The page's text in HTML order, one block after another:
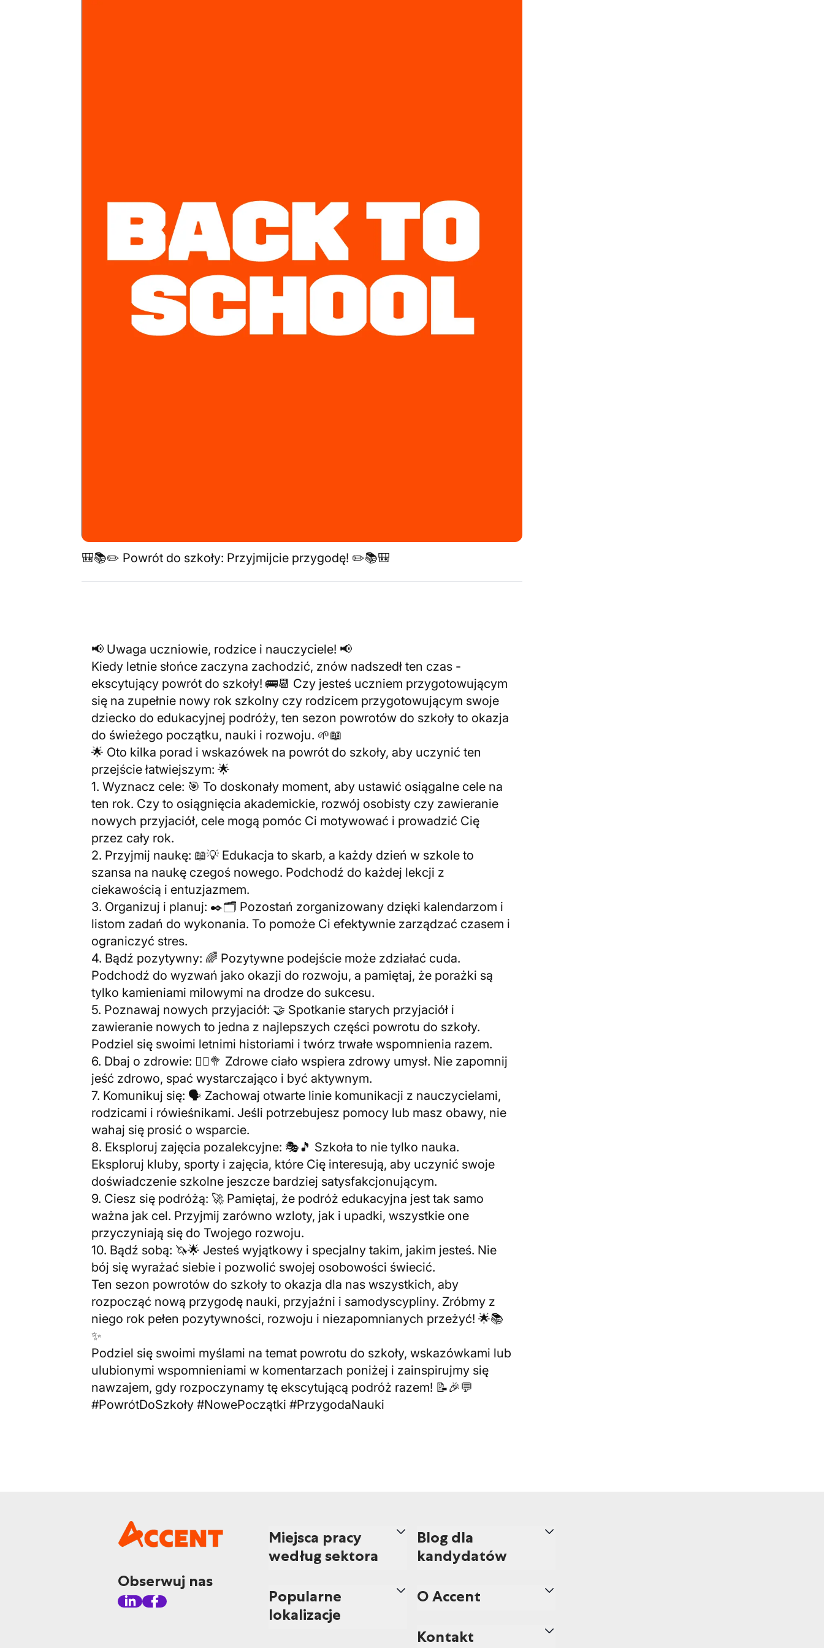
🎒📚✏️ Powrót do szkoły: Przyjmijcie przygodę! ✏️📚🎒
📢 Uwaga uczniowie, rodzice i nauczyciele! 📢
Kiedy letnie słońce zaczyna zachodzić, znów nadszedł ten czas -
ekscytujący powrót do szkoły! 🚌📆 Czy jesteś uczniem przygotowującym
się na zupełnie nowy rok szkolny czy rodzicem przygotowującym swoje
dziecko do edukacyjnej podróży, ten sezon powrotów do szkoły to okazja
do świeżego początku, nauki i rozwoju. 🌱📖
🌟 Oto kilka porad i wskazówek na powrót do szkoły, aby uczynić ten
przejście łatwiejszym: 🌟
1. Wyznacz cele: 🎯 To doskonały moment, aby ustawić osiągalne cele na
ten rok. Czy to osiągnięcia akademickie, rozwój osobisty czy zawieranie
nowych przyjaciół, cele mogą pomóc Ci motywować i prowadzić Cię
przez cały rok.
2. Przyjmij naukę: 📖💡 Edukacja to skarb, a każdy dzień w szkole to
szansa na naukę czegoś nowego. Podchodź do każdej lekcji z
ciekawością i entuzjazmem.
3. Organizuj i planuj: ✒️🗂️ Pozostań zorganizowany dzięki kalendarzom i
listom zadań do wykonania. To pomoże Ci efektywnie zarządzać czasem i
ograniczyć stres.
4. Bądź pozytywny: 🌈 Pozytywne podejście może zdziałać cuda.
Podchodź do wyzwań jako okazji do rozwoju, a pamiętaj, że porażki są
tylko kamieniami milowymi na drodze do sukcesu.
5. Poznawaj nowych przyjaciół: 🤝 Spotkanie starych przyjaciół i
zawieranie nowych to jedna z najlepszych części powrotu do szkoły.
Podziel się swoimi letnimi historiami i twórz trwałe wspomnienia razem.
6. Dbaj o zdrowie: 🏃‍♀️🥦 Zdrowe ciało wspiera zdrowy umysł. Nie zapomnij
jeść zdrowo, spać wystarczająco i być aktywnym.
7. Komunikuj się: 🗣️ Zachowaj otwarte linie komunikacji z nauczycielami,
rodzicami i rówieśnikami. Jeśli potrzebujesz pomocy lub masz obawy, nie
wahaj się prosić o wsparcie.
8. Eksploruj zajęcia pozalekcyjne: 🎭🎵 Szkoła to nie tylko nauka.
Eksploruj kluby, sporty i zajęcia, które Cię interesują, aby uczynić swoje
doświadczenie szkolne jeszcze bardziej satysfakcjonującym.
9. Ciesz się podróżą: 🚀 Pamiętaj, że podróż edukacyjna jest tak samo
ważna jak cel. Przyjmij zarówno wzloty, jak i upadki, wszystkie one
przyczyniają się do Twojego rozwoju.
10. Bądź sobą: 🦄🌟 Jesteś wyjątkowy i specjalny takim, jakim jesteś. Nie
bój się wyrażać siebie i pozwolić swojej osobowości świecić.
Ten sezon powrotów do szkoły to okazja dla nas wszystkich, aby
rozpocząć nową przygodę nauki, przyjaźni i samodyscypliny. Zróbmy z
niego rok pełen pozytywności, rozwoju i niezapomnianych przeżyć! 🌟📚
✨
Podziel się swoimi myślami na temat powrotu do szkoły, wskazówkami lub
ulubionymi wspomnieniami w komentarzach poniżej i zainspirujmy się
nawzajem, gdy rozpoczynamy tę ekscytującą podróż razem! 📝🎉💬
#PowrótDoSzkoły #NowePoczątki #PrzygodaNauki
Obserwuj nas
Miejsca pracy
według sektora
Popularne
lokalizacje
Blog dla
kandydatów
O Accent
Kontakt